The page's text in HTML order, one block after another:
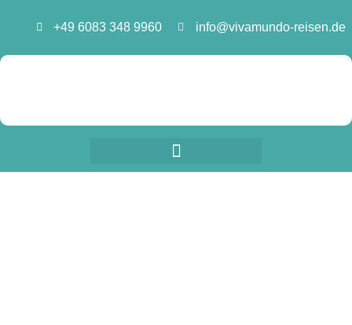
springen
+49 6083 348 9960 info@vivamundo-reisen.de